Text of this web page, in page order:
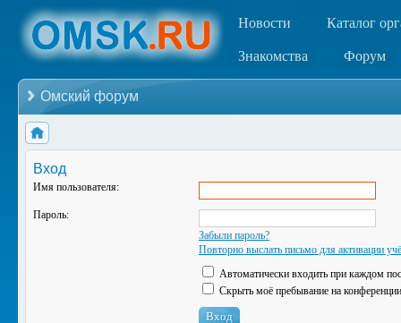
Новости Каталог
Знакомства Форум
Омский форум
Вход
Имя пользователя:
Пароль:
Забыли пароль?
Повторно выслать письмо для активации
Автоматически входить при каждом
Скрыть моё пребывание на